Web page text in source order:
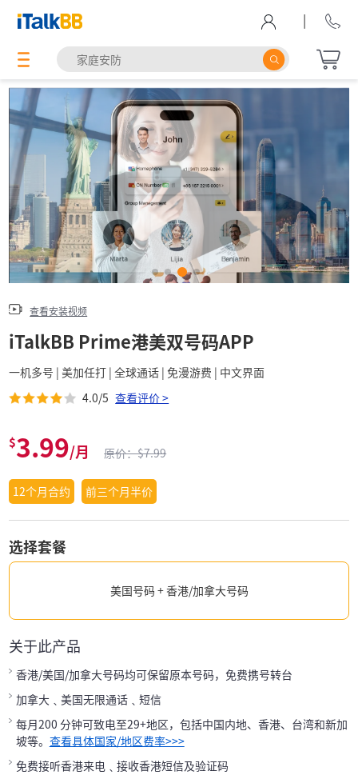
|
查看安装视频
iTalkBB Prime港美双号码APP
一机多号 | 美加任打 | 全球通话 | 免漫游费 | 中文界面
4.0/5 查看评价 >
$3.99/月 原价：$7.99
12个月合约 前三个月半价
选择套餐
美国号码 + 香港/加拿大号码
关于此产品
香港/美国/加拿大号码均可保留原本号码，免费携号转台
加拿大﹑美国无限通话﹑短信
每月200 分钟可致电至29+地区，包括中国内地、香港、台湾和新加
坡等。 查看具体国家/地区费率>>>
免费接听香港来电﹑接收香港短信及验证码